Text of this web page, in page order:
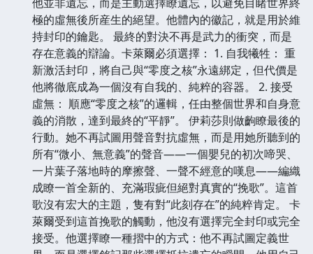
極的虛無後所産生的絕望。他體內的徽記，就是用於維
持封印的鑰匙。 最終的對決不再是武力的衝突，而是
存在意義的辯論。卡萊爾必須選擇： 1. 自我犧牲： 重
新激活封印，將自己與“零度之核”永遠綁定，但代價是
他將徹底成為一個沒有自我的、純粹的容器。 2. 接受
虛無： 順應“零度之核”的邏輯，任由整個世界和自身意
義的消散，達到最終的“平靜”。 伊莉莎則做齣瞭最後的
行動。她不再試圖用聲音對抗虛無，而是用她所聽到的
所有“微小、無意義”的聲音——一個嬰兒的初次啼哭、
一片葉子落地時的摩擦聲、一聲不經意的嘆息——編織
成瞭一首全新的、充滿瑕疵但絕對真實的“挽歌”。這首
歌沒有宏大的主題，隻有對“此刻存在”的純粹肯定。 卡
萊爾受到這首挽歌的觸動，他沒有選擇完全封印或完全
接受。他選擇瞭一種摺中的方式：他不再試圖定義世